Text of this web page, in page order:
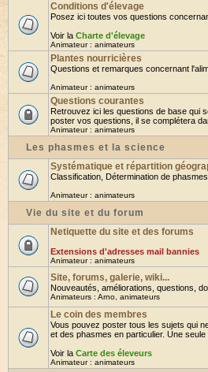
Conditions d'élevage
Posez ici toutes vos questions
Voir la Charte d'élevage
Animateur : animateurs
Plantes nourricières
Questions et remarques concernant
Animateur : animateurs
Questions courantes
Retrouvez ici les questions de base qui
poster vos questions, il se complétera
Animateur : animateurs
Les phasmes et la science
Systématique et répartition
Classification, Détermination de
Animateur : animateurs
Vie du site et du forum
Netiquette du site et des forums
Extensions d'adresses mail bannies
Animateur : animateurs
Site, forums, galerie, wiki...
Nouveautés, améliorations, questions,
Animateurs : Arno animateurs
Le coin des membres
Vous pouvez poster tous les sujets qui
et des phasmes en particulier. Une seule
Voir la Carte des éleveurs
Animateur : animateurs